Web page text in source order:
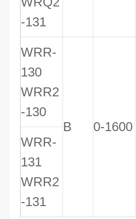
-131
WRR-
130
WRR2
-130
B
0-1600
WRR-
131
WRR2
-131